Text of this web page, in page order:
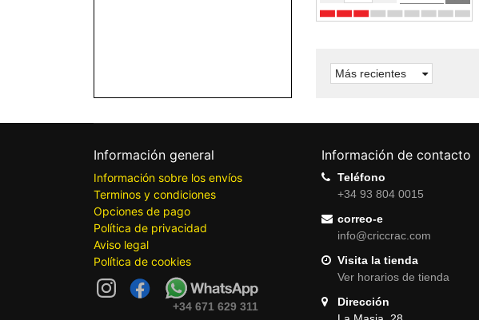
Más recientes
Información general
Información sobre los envíos
Terminos y condiciones
Opciones de pago
Política de privacidad
Aviso legal
Política de cookies
+34 671 629 311
Información de contacto
Teléfono
+34 93 804 0015
correo-e
info@criccrac.com
Visita la tienda
Ver horarios de tienda
Dirección